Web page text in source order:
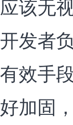
应该无
开发者
有效手
好加固